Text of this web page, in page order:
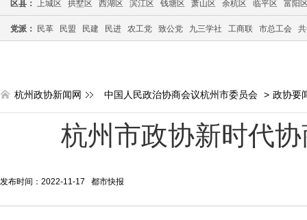
区县： 上城区 拱墅区 西湖区 滨江区 钱塘区 萧山区 余杭区 临平区 富阳
党派： 民革 民盟 民建 民进 农工党 致公党 九三学社 工商联 市总工会
杭州政协新闻网 中国人民政治协商会议杭州市委员会 > 政协要
杭州市政协新时代
发布时间：2022-11-17 都市快报